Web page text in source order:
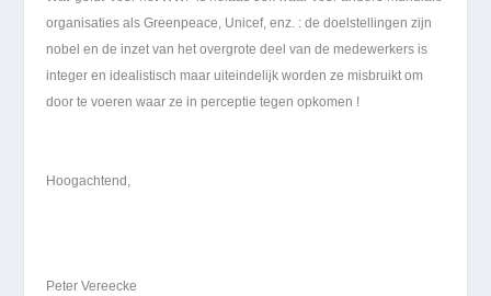
organisaties als Greenpeace, Unicef, enz. : de doelstellingen zijn
nobel en de inzet van het overgrote deel van de medewerkers is
integer en idealistisch maar uiteindelijk worden ze misbruikt om
door te voeren waar ze in perceptie tegen opkomen !
Hoogachtend,
Peter Vereecke